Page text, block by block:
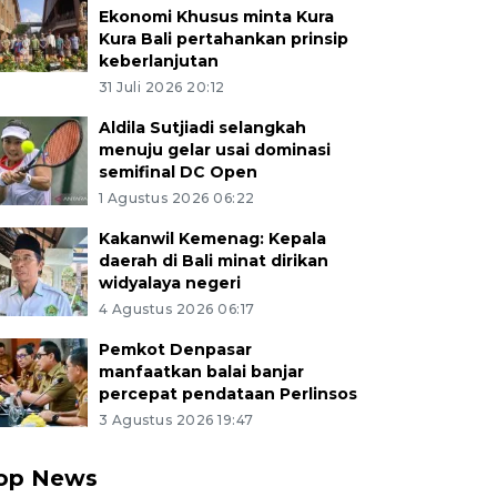
Ekonomi Khusus minta Kura
Kura Bali pertahankan prinsip
keberlanjutan
31 Juli 2026 20:12
Aldila Sutjiadi selangkah
menuju gelar usai dominasi
semifinal DC Open
1 Agustus 2026 06:22
Kakanwil Kemenag: Kepala
daerah di Bali minat dirikan
widyalaya negeri
4 Agustus 2026 06:17
Pemkot Denpasar
manfaatkan balai banjar
percepat pendataan Perlinsos
3 Agustus 2026 19:47
News